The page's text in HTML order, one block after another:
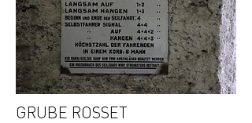
GRUBE ROSSET